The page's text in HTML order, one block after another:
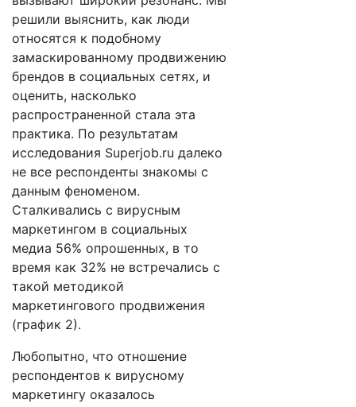
решили выяснить, как люди
относятся к подобному
замаскированному продвижению
брендов в социальных сетях, и
оценить, насколько
распространенной стала эта
практика. По результатам
исследования Superjob.ru далеко
не все респонденты знакомы с
данным феноменом.
Сталкивались с вирусным
маркетингом в социальных
медиа 56% опрошенных, в то
время как 32% не встречались с
такой методикой
маркетингового продвижения
(график 2).
Любопытно, что отношение
респондентов к вирусному
маркетингу оказалось